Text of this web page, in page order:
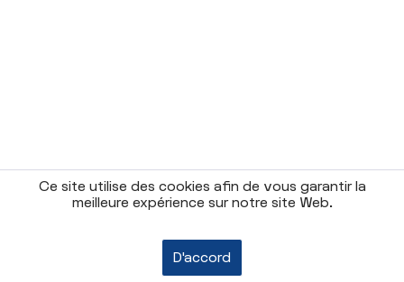
Ce site utilise des cookies afin de vous garantir la
meilleure expérience sur notre site Web.
D'accord